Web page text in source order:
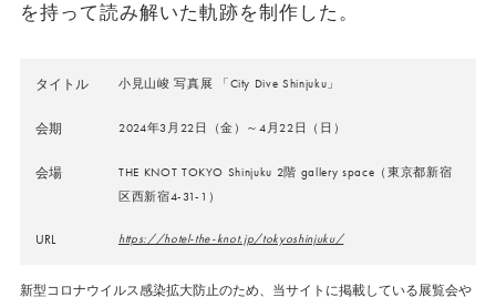
を持って読み解いた軌跡を制作した。
タイトル 小見山峻 写真展 「City Dive Shinjuku」
会期 2024年3月22日（金）～4月22日（日）
会場
THE KNOT TOKYO Shinjuku 2階 gallery space（東京都新宿
区西新宿4-31-1）
URL https://hotel-the-knot.jp/tokyoshinjuku/
新型コロナウイルス感染拡大防止のため、当サイトに掲載している展覧会や